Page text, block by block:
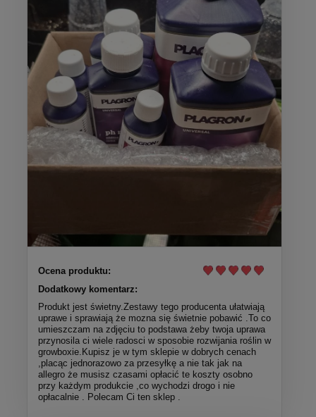
Ocena produktu:
Dodatkowy komentarz:
Produkt jest świetny.Zestawy tego producenta ułatwiają
uprawe i sprawiają że mozna się świetnie pobawić .To co
umieszczam na zdjęciu to podstawa żeby twoja uprawa
przynosila ci wiele radosci w sposobie rozwijania roślin w
growboxie.Kupisz je w tym sklepie w dobrych cenach
,placąc jednorazowo za przesyłkę a nie tak jak na
allegro że musisz czasami opłacić te koszty osobno
przy każdym produkcie ,co wychodzi drogo i nie
opłacalnie . Polecam Ci ten sklep .